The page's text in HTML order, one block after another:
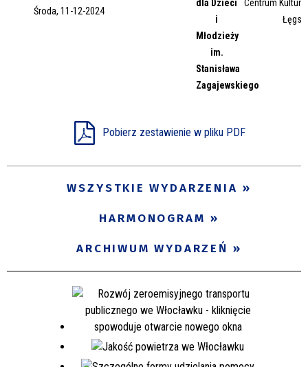
Miejsce
Środa, 11-12-2024
dla Dzieci
i
Młodzieży
im.
Stanisława
Zagajewskiego
Centrum Kultury
Pobierz zestawienie w pliku PDF
WSZYSTKIE WYDARZENIA
HARMONOGRAM
ARCHIWUM WYDARZEŃ